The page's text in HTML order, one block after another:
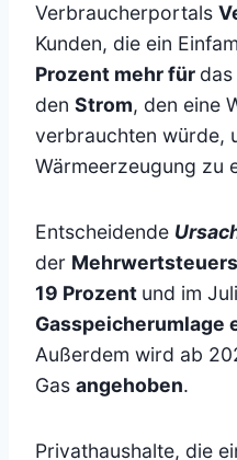
Verbraucherportals
Kunden, die ein
Prozent mehr für
den Strom, den eine
verbrauchten würde,
Wärmeerzeugung zu
Entscheidende
der
19 Prozent und im
Gasspeicherumlage
Außerdem wird ab
Gas angehoben.
Privathaushalte, die